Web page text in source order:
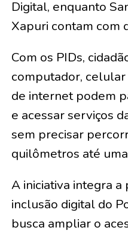
Digital, enquanto
Xapuri contam com
Com os PIDs,
computador,
de internet podem
e acessar serviços
sem precisar
quilômetros até
A iniciativa integra
inclusão digital do
busca ampliar o